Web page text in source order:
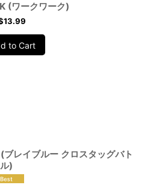
(ワークワーク)
13.99
to Cart
レイブルー クロスタッグバト
ル)